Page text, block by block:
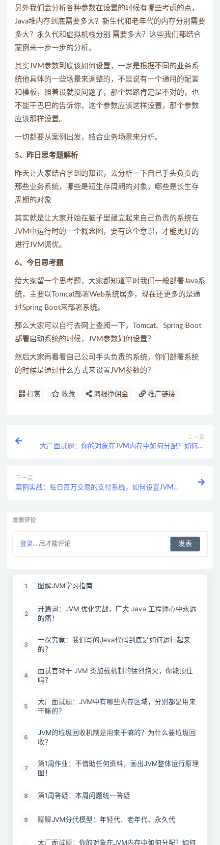
另外我们会分析各种参数在设置的时候有哪些考虑的点，
Java堆内存到底需要多大？新生代和老年代的内存分别需要
多大？永久代和虚拟机栈分别 需要多大？这些我们都结合
案例来一步一步的分析。
其实JVM参数到底该如何设置，一定是根据不同的业务系
统他具体的一些场景来调整的，不是说有一个通用的配置
和模板，照着设就没问题了，那个思路肯定是不对的，也
不能干巴巴的告诉你，这个参数应该这样设置，那个参数
应该那样设置。
一切都要从案例出发，结合业务场景来分析。
5、昨日思考题解析
昨天让大家结合学到的知识，去分析一下自己手头负责的
那些业务系统，哪些是短生存周期的对象，哪些是长生存
周期的对象
其实就是让大家开始在脑子里建立起来自己负责的系统在
JVM中运行时的一个概念图，要有这个意识，才能更好的
进行JVM调优。
6、今日思考题
给大家留一个思考题，大家都知道平时我们一般部署Java系
统，主要以Tomcat部署Web系统居多，现在还更多的是通
过Spring Boot来部署系统。
那么大家可以自行去网上查阅一下，Tomcat、Spring Boot
部署启动系统的时候，JVM参数如何设置？
然后大家再看看自己公司手头负责的系统，你们部署系统
的时候是通过什么方式来设置JVM参数的？
打赏 收藏 海报挣佣金 推广链接
上一篇
大厂面试题：你的对象在JVM内存中如何分配？如何流
下一篇
案例实战：每日百万交易的支付系统，如何设置JVM堆
发表评论
登录... 后才能评论
1 图解JVM学习指南
2
开篇词：JVM 优化实战，广大 Java 工程师心中永远
的痛！
3
一探究竟：我们写的Java代码到底是如何运行起来
的？
4
面试官对于 JVM 类加载机制的猛烈炮火，你能顶住
吗？
5
大厂面试题：JVM中有哪些内存区域，分别都是用来
干嘛的？
6
JVM的垃圾回收机制是用来干嘛的？为什么要垃圾回
收？
7
第1周作业：不借助任何资料，画出JVM整体运行原理
图！
8 第1周答疑：本周问题统一答疑
9 聊聊JVM分代模型：年轻代、老年代、永久代
大厂面试题：你的对象在JVM内存中如何分配？如何